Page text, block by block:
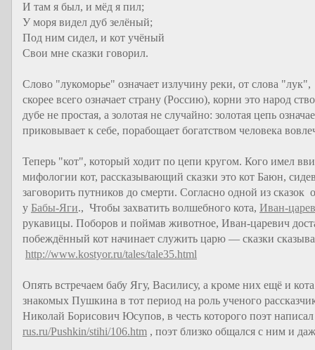
И там я был, и мёд я пил;
У моря видел дуб зелёный;
Под ним сидел, и кот учёный
Свои мне сказки говорил.
Слово "лукоморье" означает излучину реки, от слова
скорее всего означает страну (Россию), корни это народ
дубе не простая, а золотая не случайно: золотая цепь
приковывает к себе, порабощает богатством человека
Теперь "кот", который ходит по цепи кругом. Кого имел
мифологии кот, рассказывающий сказки это кот Баюн,
заговорить путников до смерти. Согласно одной из
у Бабы-Яги., Чтобы захватить волшебного кота, Иван-
рукавицы. Поборов и поймав животное, Иван-царевич
побеждённый кот начинает служить царю — сказки
http://www.kostyor.ru/tales/tale35.html
Опять встречаем бабу Ягу, Василису, а кроме них ещё и
знакомых Пушкина в тот период на роль ученого
Николай Борисович Юсупов, в честь которого поэт
rus.ru/Pushkin/stihi/106.htm , поэт близко общался с ним и